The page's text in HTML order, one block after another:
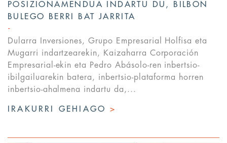
POSIZIONAMENDUA INDARTU DU, BILBON
BULEGO BERRI BAT JARRITA
Dularra Inversiones, Grupo Empresarial Holfisa eta
Mugarri indartzearekin, Kaizaharra Corporación
Empresarial-ekin eta Pedro Abásolo-ren inbertsio-
ibilgailuarekin batera, inbertsio-plataforma horren
inbertsio-ahalmena indartu da,...
IRAKURRI GEHIAGO>